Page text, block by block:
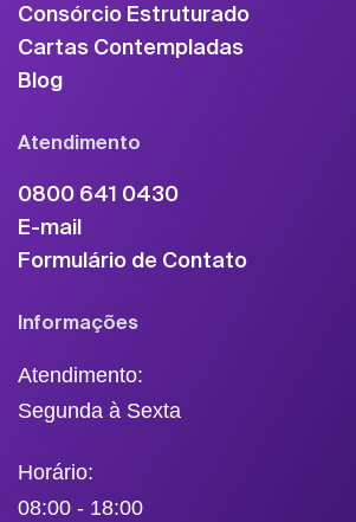
Consórcio Estruturado
Cartas Contempladas
Blog
Atendimento
0800 641 0430
E-mail
Formulário de Contato
Informações
Atendimento:
Segunda à Sexta
Horário:
08:00 - 18:00